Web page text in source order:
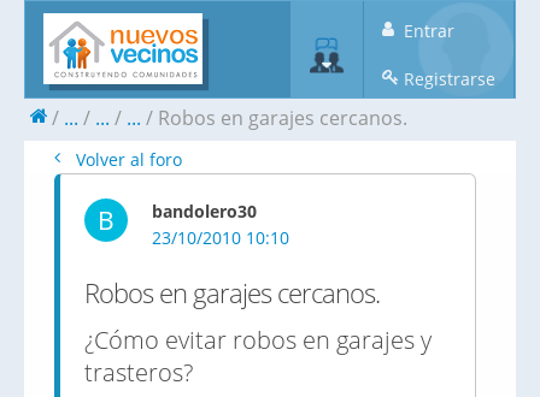
Entrar
Registrarse
... ... ... Robos en garajes cercanos.
Volver al foro
B
bandolero30
23/10/2010 10:10
Robos en garajes cercanos.
¿Cómo evitar robos en garajes y
trasteros?